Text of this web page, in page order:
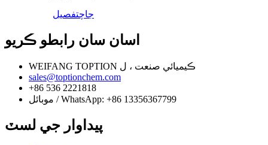
جاچتفصيل
اسان سان رابطو ڪريو
WEIFANG TOPTION ڪيميائي صنعت ، ل
sales@toptionchem.com
+86 536 2221818
موبائل / WhatsApp: +86 13356367799
پيداوار جي لسٽ